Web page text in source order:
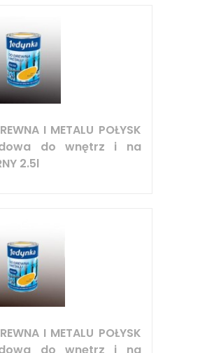
I METALU POŁYSK
do wnętrz i na
2.5l
I METALU POŁYSK
do wnętrz i na